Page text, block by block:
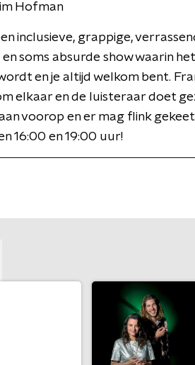
Hofman
inclusieve, grappige,
soms absurde show waarin
en je altijd welkom bent.
elkaar en de luisteraar doet
voorop en er mag flink
16:00 en 19:00 uur!